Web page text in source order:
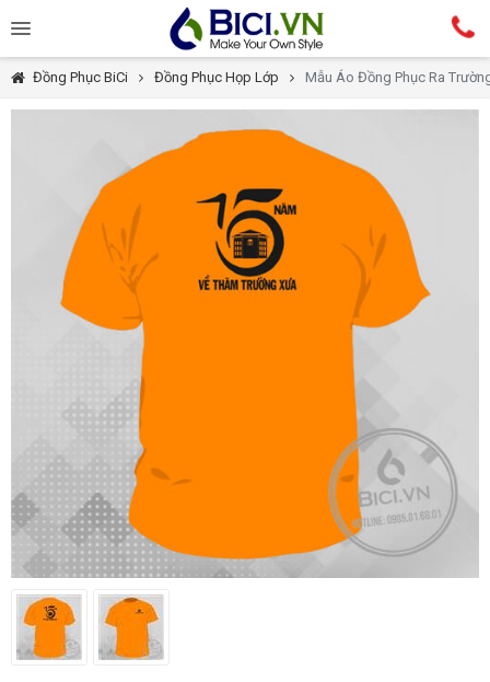
Đồng Phục BiCi Đồng Phục Họp Lớp Mẫu Áo Đồng Phục Ra